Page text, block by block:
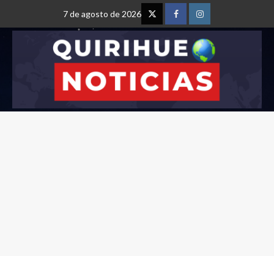
7 de agosto de 2026